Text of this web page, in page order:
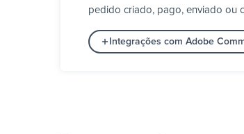
pedido criado, pago, enviado ou
Integrações com Adobe